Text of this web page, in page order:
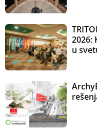
2026:
u